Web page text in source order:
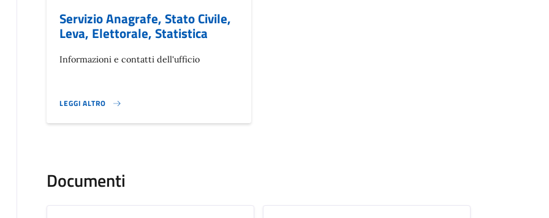
Servizio Anagrafe, Stato Civile,
Leva, Elettorale, Statistica
Informazioni e contatti dell'ufficio
LEGGI ALTRO
}
Documenti